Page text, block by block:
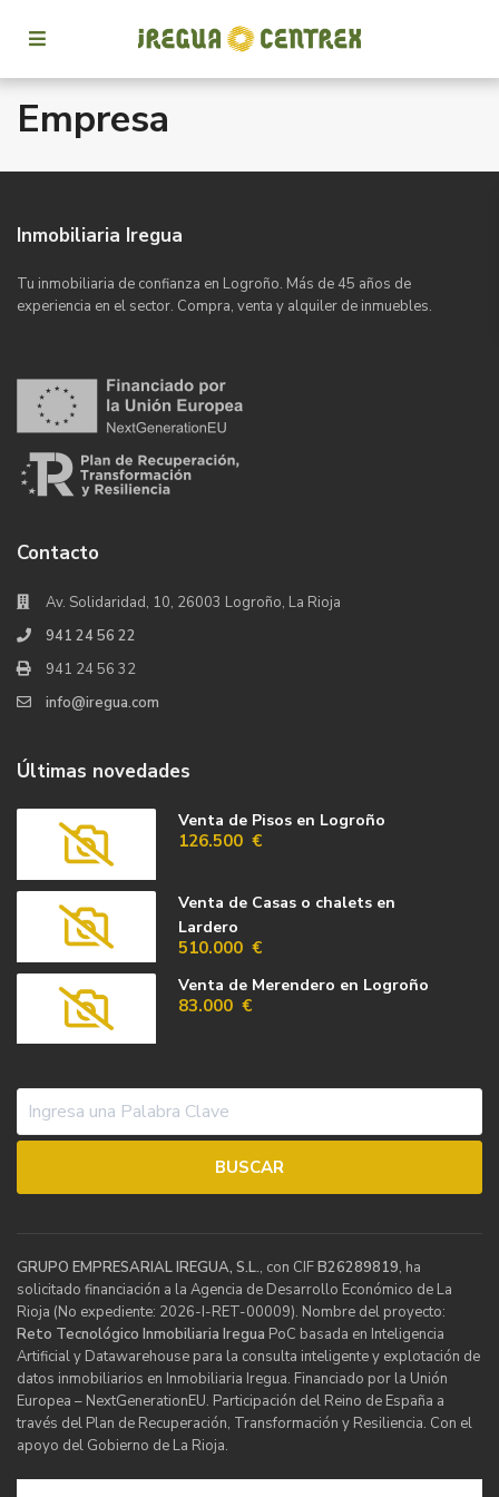
Empresa
Inmobiliaria Iregua
Tu inmobiliaria de confianza en Logroño. Más de 45 años de
experiencia en el sector. Compra, venta y alquiler de inmuebles.
Contacto
Av. Solidaridad, 10, 26003 Logroño, La Rioja
941 24 56 22
941 24 56 32
info@iregua.com
Últimas novedades
Venta de Pisos en Logroño
126.500 €
Venta de Casas o chalets en
Lardero
510.000 €
Venta de Merendero en Logroño
83.000 €
GRUPO EMPRESARIAL IREGUA, S.L., con CIFB26289819, ha
solicitado financiación a la Agencia de Desarrollo Económico de La
Rioja (No expediente: 2026-I-RET-00009). Nombre del proyecto:
Reto Tecnológico Inmobiliaria Iregua PoC basada en Inteligencia
Artificial y Datawarehouse para la consulta inteligente y explotación de
datos inmobiliarios en Inmobiliaria Iregua. Financiado por la Unión
Europea – NextGenerationEU. Participación del Reino de España a
través del Plan de Recuperación, Transformación y Resiliencia. Con el
apoyo del Gobierno de La Rioja.